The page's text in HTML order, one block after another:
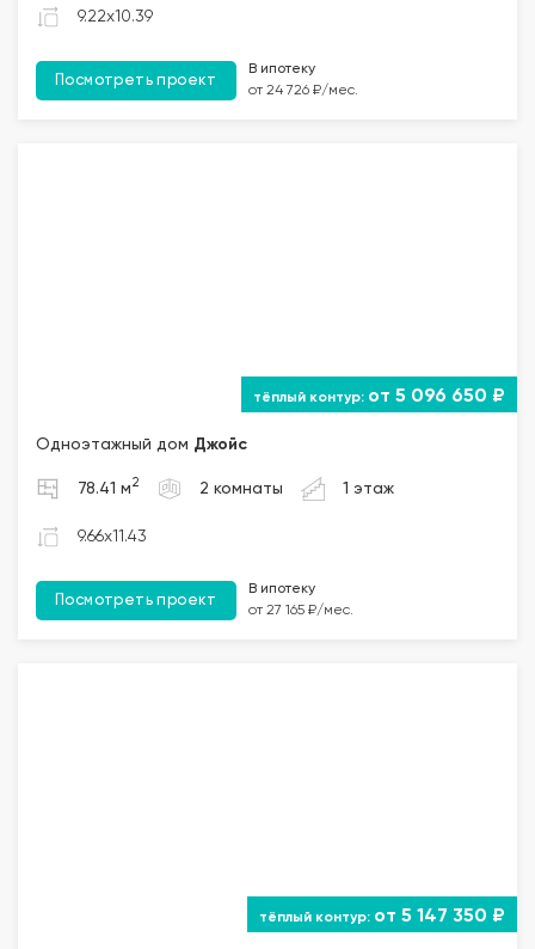
9.22x10.39
Посмотреть проект
В ипотеку
от 24 726 ₽/мес.
от 5 096 650 ₽
Одноэтажный дом Джойс
78.41 м 2 2 комнаты 1 этаж
9.66x11.43
Посмотреть проект
В ипотеку
от 27 165 ₽/мес.
от 5 147 350 ₽